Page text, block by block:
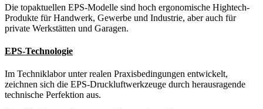
Die topaktuellen EPS-Modelle sind hoch ergonomische Hightech-
Produkte für Handwerk, Gewerbe und Industrie, aber auch für
private Werkstätten und Garagen.
EPS-Technologie
Im Techniklabor unter realen Praxisbedingungen entwickelt,
zeichnen sich die EPS-Druckluftwerkzeuge durch herausragende
technische Perfektion aus.